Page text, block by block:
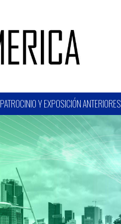
PATROCINIO Y EXPOSICIÓN ANTERIORES